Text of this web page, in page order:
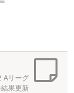
Aリーグ
果更新